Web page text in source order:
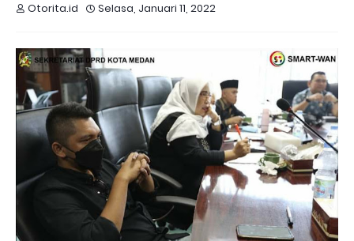
Otorita.id Selasa, Januari 11, 2022